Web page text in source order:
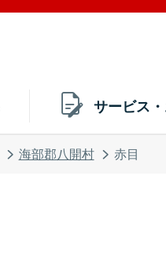
サービス
海部郡八開村 赤目